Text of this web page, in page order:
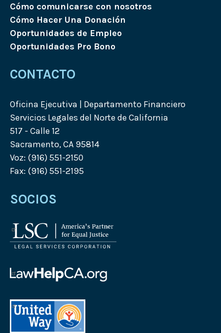
Cómo comunicarse con nosotros
Cómo Hacer Una Donación
Oportunidades de Empleo
Oportunidades Pro Bono
CONTACTO
Oficina Ejecutiva | Departamento Financiero
Servicios Legales del Norte de California
517 - Calle 12
Sacramento, CA 95814
Voz: (916) 551-2150
Fax: (916) 551-2195
SOCIOS
Logotipo
de
Services
Corporation
de
Help
California
Logotipo
de